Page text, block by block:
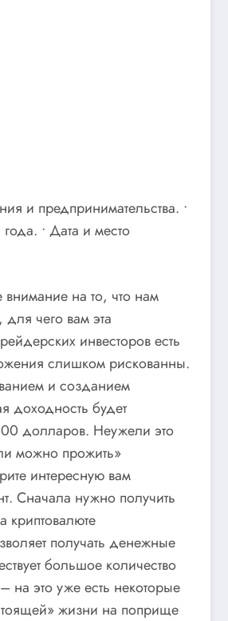
и предпринимательства. •
• Дата и место
на то, что нам
чего вам эта
инвесторов есть
слишком рискованны.
и созданием
доходность будет
долларов. Неужели это
можно прожить»
интересную вам
Сначала нужно получить
криптовалюте
получать денежные
большое количество
на это уже есть некоторые
жизни на поприщe